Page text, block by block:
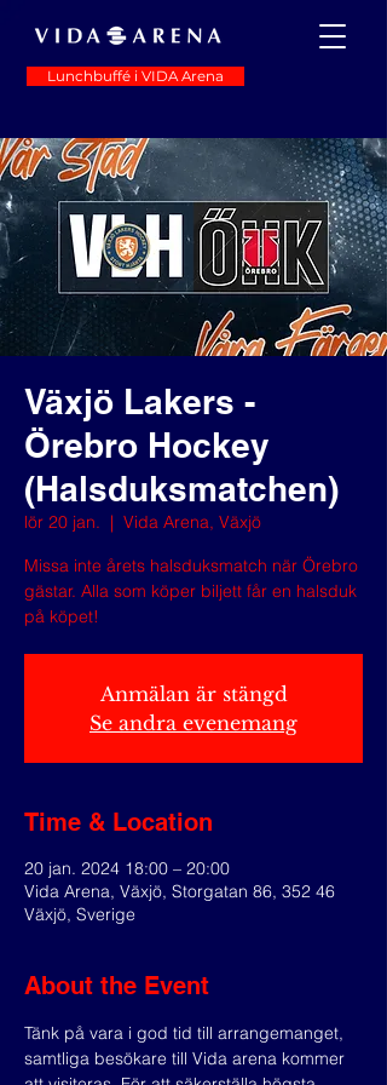
Lunchbuffé i VIDA Arena
Växjö Lakers -
Örebro Hockey
(Halsduksmatchen)
lör 20 jan.
  |
Vida Arena, Växjö
Missa inte årets halsduksmatch när Örebro
gästar. Alla som köper biljett får en halsduk
på köpet!
Anmälan är stängd
Se andra evenemang
Time & Location
20 jan. 2024 18:00 – 20:00
Vida Arena, Växjö, Storgatan 86, 352 46
Växjö, Sverige
About the Event
Tänk på vara i god tid till arrangemanget,
samtliga besökare till Vida arena kommer